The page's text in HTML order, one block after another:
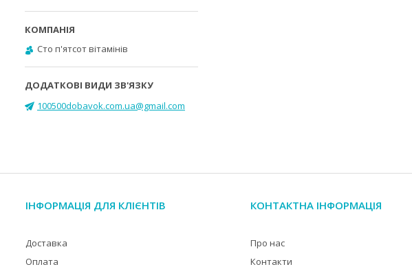
Cто п'ятсот вітамінів
100500dobavok.com.ua@gmail.com
ІНФОРМАЦІЯ ДЛЯ КЛІЄНТІВ
Доставка
Оплата
КОНТАКТНА ІНФОРМАЦІЯ
Про нас
Контакти